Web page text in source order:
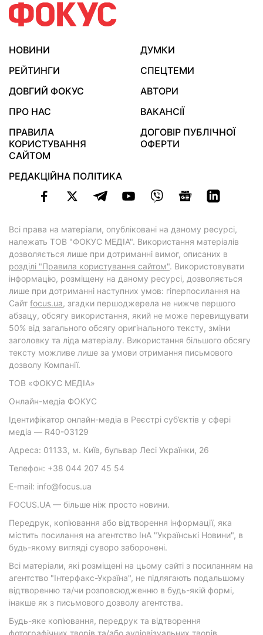
НОВИНИ
ДУМКИ
РЕЙТИНГИ
СПЕЦТЕМИ
ДОВГИЙ ФОКУС
АВТОРИ
ПРО НАС
ВАКАНСІЇ
ПРАВИЛА
КОРИСТУВАННЯ
САЙТОМ
ДОГОВІР ПУБЛІЧНОЇ
ОФЕРТИ
РЕДАКЦІЙНА ПОЛІТИКА
Всі права на матеріали, опубліковані на даному ресурсі,
належать ТОВ "ФОКУС МЕДІА". Використання матеріалів
дозволяється лише при дотриманні вимог, описаних в
розділі "Правила користування сайтом". Використовувати
інформацію, розміщену на даному ресурсі, дозволяється
лише при дотриманні наступних умов: гіперпосилання на
Cайт focus.ua, згадки першоджерела не нижче першого
абзацу, обсягу використання, який не може перевищувати
50% від загального обсягу оригінального тексту, зміни
заголовку та ліда матеріалу. Використання більшого обсягу
тексту можливе лише за умови отримання письмового
дозволу Компанії.
ТОВ «ФОКУС МЕДІА»
Онлайн-медіа ФОКУС
Ідентифікатор онлайн-медіа в Реєстрі суб’єктів у сфері
медіа — R40-03129
Адреса: 01133, м. Київ, бульвар Лесі Українки, 26
Телефон: +38 044 207 45 54
E-mail: info@focus.ua
FOCUS.UA — більше ніж просто новини.
Передрук, копіювання або відтворення інформації, яка
містить посилання на агентство ІнА "Українські Новини", в
будь-якому вигляді суворо заборонені.
Всі матеріали, які розміщені на цьому сайті з посиланням на
агентство "Інтерфакс-Україна", не підлягають подальшому
відтворенню та/чи розповсюдженню в будь-якій формі,
інакше як з письмового дозволу агентства.
Будь-яке копіювання, передрук та відтворення
фотографічних творів та/або аудіовізуальних творів